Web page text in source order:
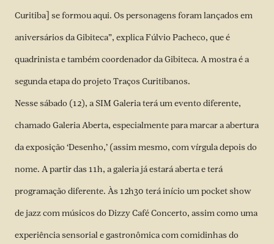
Curitiba] se formou aqui. Os personagens foram lançados em
aniversários da Gibiteca”, explica Fúlvio Pacheco, que é
quadrinista e também coordenador da Gibiteca. A mostra é a
segunda etapa do projetoTraços Curitibanos.
Nesse sábado (12), a SIM Galeria terá um evento diferente,
chamado Galeria Aberta, especialmente para marcar a abertura
da exposição ‘Desenho,’ (assim mesmo, com vírgula depois do
nome. A partir das 11h, a galeria já estará aberta e terá
programação diferente. Às 12h30 terá início um pocket show
de jazz com músicos do Dizzy Café Concerto, assim como uma
experiência sensorial e gastronômica com comidinhas do